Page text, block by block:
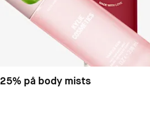
25% på body mists